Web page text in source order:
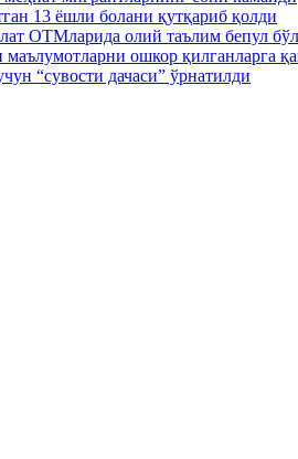
13 ёшли болани қутқариб қолди
ОТМларида олий таълим бепул
маълумотларни ошкор қилганларга
“сувости дачаси” ўрнатилди